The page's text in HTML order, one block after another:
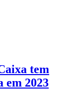
tem
em 2023